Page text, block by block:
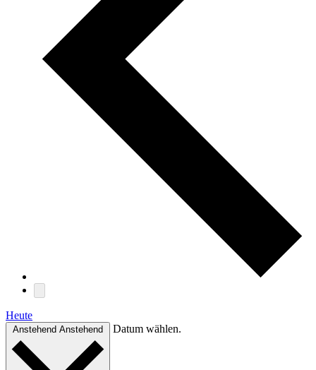
Heute
Anstehend Anstehend Datum wählen.